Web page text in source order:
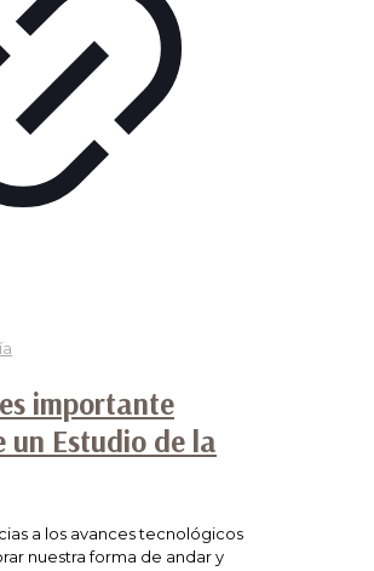
importante
un Estudio de la
a los avances tecnológicos
nuestra forma de andar y